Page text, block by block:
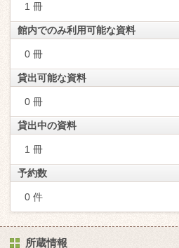
1 冊
館内でのみ利用可能な資料
0 冊
貸出可能な資料
0 冊
貸出中の資料
1 冊
予約数
0 件
所蔵情報